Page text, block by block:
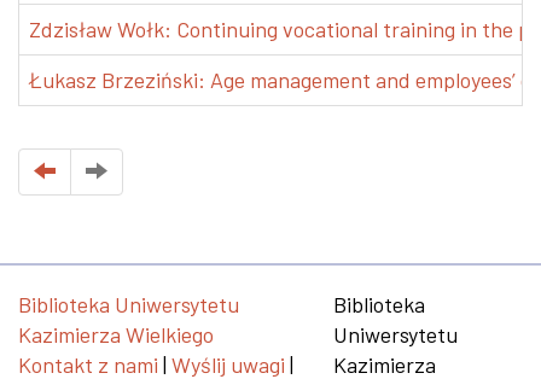
Zdzisław Wołk: Continuing vocational training in the
Łukasz Brzeziński: Age management and employees’
Biblioteka Uniwersytetu
Kazimierza Wielkiego
Kontakt z nami | Wyślij uwagi |
Biblioteka
Uniwersytetu
Kazimierza